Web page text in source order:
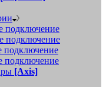
подключение
подключение
подключение
подключение
[Axis]